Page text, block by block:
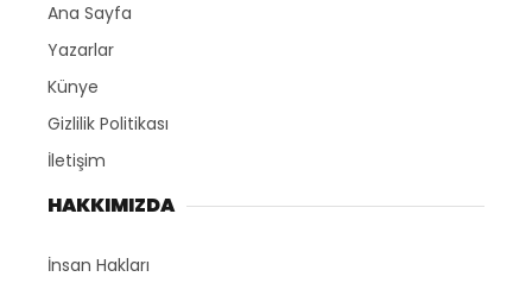
Ana Sayfa
Yazarlar
Künye
Gizlilik Politikası
İletişim
HAKKIMIZDA
İnsan Hakları